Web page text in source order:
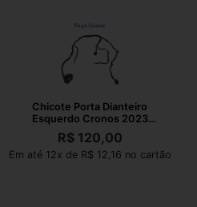
Chicote Porta Dianteiro
Esquerdo Cronos 2023
52168625
R$120,00
Em até 12x de R$ 12,16 no cartão